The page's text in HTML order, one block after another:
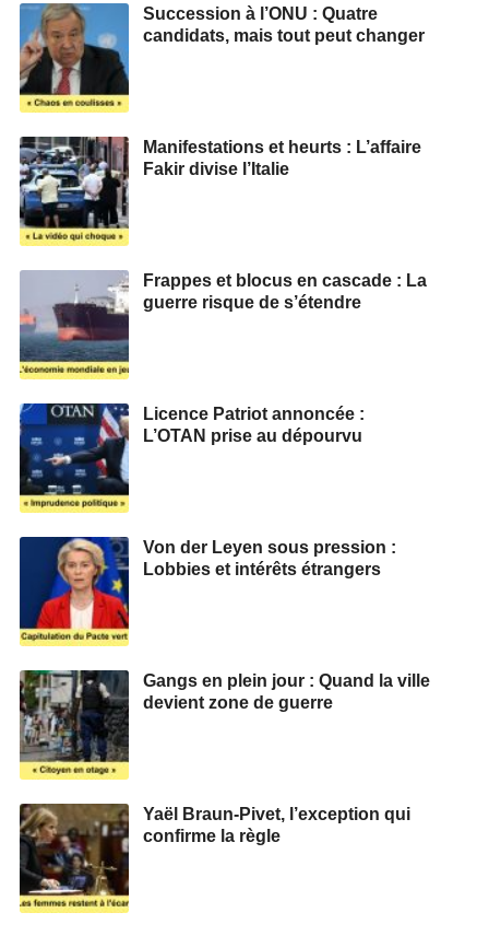
Succession à l’ONU : Quatre
candidats, mais tout peut changer
Manifestations et heurts : L’affaire
Fakir divise l’Italie
Frappes et blocus en cascade : La
guerre risque de s’étendre
Licence Patriot annoncée :
L’OTAN prise au dépourvu
Von der Leyen sous pression :
Lobbies et intérêts étrangers
Gangs en plein jour : Quand la ville
devient zone de guerre
Yaël Braun-Pivet, l’exception qui
confirme la règle